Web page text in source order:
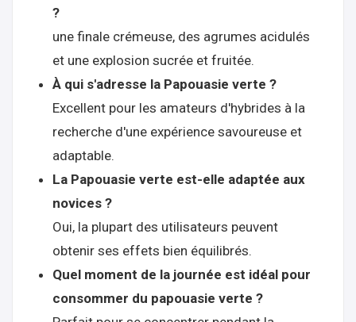
?
une finale crémeuse, des agrumes acidulés
et une explosion sucrée et fruitée.
À qui s'adresse la Papouasie verte ?
Excellent pour les amateurs d'hybrides à la
recherche d'une expérience savoureuse et
adaptable.
La Papouasie verte est-elle adaptée aux
novices ?
Oui, la plupart des utilisateurs peuvent
obtenir ses effets bien équilibrés.
Quel moment de la journée est idéal pour
consommer du papouasie verte ?